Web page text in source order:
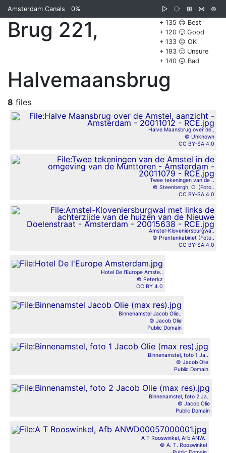
Amsterdam Canals 0% ▷ ⧂ ⊞ ⋈
⊜
+ 135 😊 Best
+ 120 🙂 Good
+ 133 😐 OK
+ 193 🙁 Unsure
+ 140 ☹️ Bad
Brug 221,
Halvemaansbrug
8 files
Halve Maansbrug over de..
© Unknown
CC BY-SA 4.0
Twee tekeningen van de ..
© Steenbergh, C. (Foto..
CC BY-SA 4.0
Amstel-Kloveniersburgwa..
© Prentenkabinet (Foto..
CC BY-SA 4.0
Hotel De l'Europe Amste..
© Peterkz
CC BY 4.0
Binnenamstel Jacob Olie..
© Jacob Olie
Public Domain
Binnenamstel, foto 1 Ja..
© Jacob Olie
Public Domain
Binnenamstel, foto 2 Ja..
© Jacob Olie
Public Domain
A T Rooswinkel, Afb ANW..
© A. T. Rooswinkel